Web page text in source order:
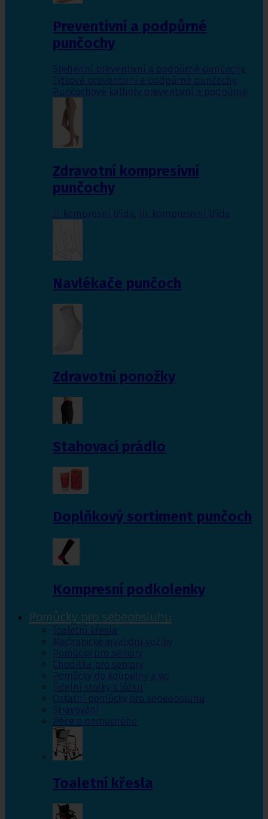
Preventivní a podpůrné
punčochy
Stehenní preventivní a podpůrné punčochy,
Lýtkové preventivní a podpůrné punčochy,
Punčochové kalhoty preventivní a podpůrné
Zdravotní kompresivní
punčochy
II. kompresní třída III. kompresivní třída
Navlékače punčoch
Zdravotní ponožky
Stahovací prádlo
Doplňkový sortiment punčoch
Kompresní podkolenky
Pomůcky pro sebeobsluhu
Toaletní křesla
Mechanické invalidní vozíky
Pomůcky pro seniory
Chodítka pro seniory
Pomůcky do koupelny a wc
Jídelní stolky k lůžku
Ostatní pomůcky pro sebeobsluhu
Stravování
Péče o nemocného
Toaletní křesla